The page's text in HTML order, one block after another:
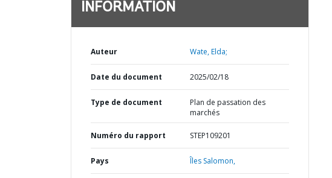
INFORMATION
Auteur Wate, Elda;
Date du document 2025/02/18
Type de document
Plan de passation des
marchés
Numéro du rapport STEP109201
Pays Îles Salomon,